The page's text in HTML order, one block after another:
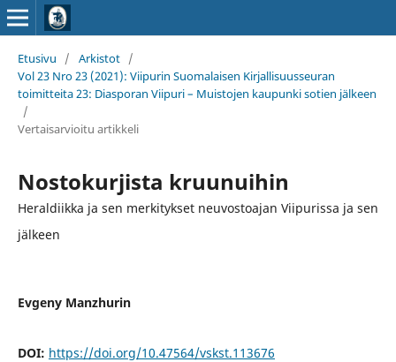
Etusivu / Arkistot /
Vol 23 Nro 23 (2021): Viipurin Suomalaisen Kirjallisuusseuran
toimitteita 23: Diasporan Viipuri – Muistojen kaupunki sotien jälkeen
/
Vertaisarvioitu artikkeli
Nostokurjista kruunuihin
Heraldiikka ja sen merkitykset neuvostoajan Viipurissa ja sen
jälkeen
Evgeny Manzhurin
DOI: https://doi.org/10.47564/vskst.113676